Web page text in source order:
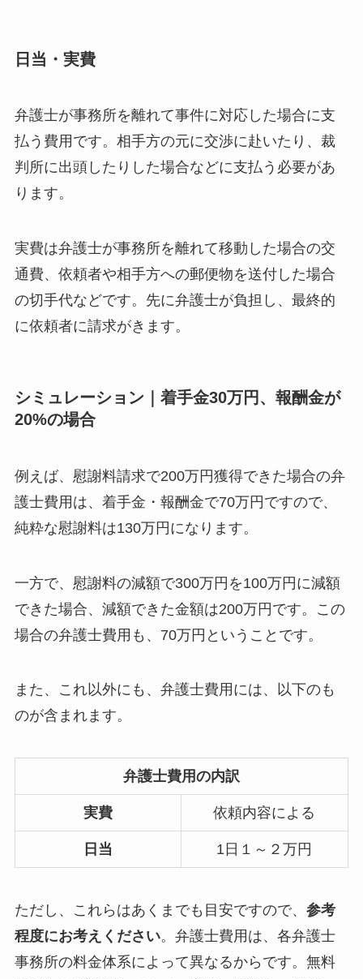
日当・実費
弁護士が事務所を離れて事件に対応した場合に支
払う費用です。相手方の元に交渉に赴いたり、裁
判所に出頭したりした場合などに支払う必要があ
ります。
実費は弁護士が事務所を離れて移動した場合の交
通費、依頼者や相手方への郵便物を送付した場合
の切手代などです。先に弁護士が負担し、最終的
に依頼者に請求がきます。
シミュレーション｜着手金30万円、報酬金が
20%の場合
例えば、慰謝料請求で200万円獲得できた場合の弁
護士費用は、着手金・報酬金で70万円ですので、
純粋な慰謝料は130万円になります。
一方で、慰謝料の減額で300万円を100万円に減額
できた場合、減額できた金額は200万円です。この
場合の弁護士費用も、70万円ということです。
また、これ以外にも、弁護士費用には、以下のも
のが含まれます。
弁護士費用の内訳
実費 依頼内容による
日当 1日１～２万円
ただし、これらはあくまでも目安ですので、 参考
程度にお考えください。弁護士費用は、各弁護士
事務所の料金体系によって異なるからです。無料